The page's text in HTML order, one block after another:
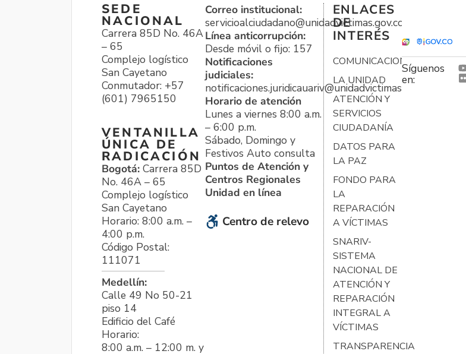
SEDE
NACIONAL
Carrera 85D No. 46A
– 65
Complejo logístico
San Cayetano
Conmutador: +57
(601) 7965150
VENTANILLA
ÚNICA DE
RADICACIÓN
Bogotá: Carrera 85D
No. 46A – 65
Complejo logístico
San Cayetano
Horario: 8:00 a.m. –
4:00 p.m.
Código Postal:
111071
Medellín:
Calle 49 No 50-21
piso 14
Edificio del Café
Horario:
8:00 a.m. – 12:00 m. y
Correo institucional:
servicioalciudadano@unidadvictimas.gov.co
Línea anticorrupción:
Desde móvil o fijo: 157
Notificaciones
judiciales:
notificaciones.juridicauariv@unidadvictimas.gov.co
Horario de atención
Lunes a viernes 8:00 a.m.
– 6:00 p.m.
Sábado, Domingo y
Festivos Auto consulta
Puntos de Atención y
Centros Regionales
Unidad en línea
Centro de relevo
ENLACES
DE
INTERÉS
COMUNICACIONES
LA UNIDAD
ATENCIÓN Y
SERVICIOS
CIUDADANÍA
DATOS PARA
LA PAZ
FONDO PARA
LA
REPARACIÓN
A VÍCTIMAS
SNARIV-
SISTEMA
NACIONAL DE
ATENCIÓN Y
REPARACIÓN
INTEGRAL A
VÍCTIMAS
TRANSPARENCIA
Síguenos
en: